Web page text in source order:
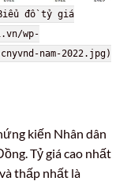
đồ tỷ giá
wp-
nam-2022.jpg)
kiến Nhân dân
Tỷ giá cao nhất
thấp nhất là